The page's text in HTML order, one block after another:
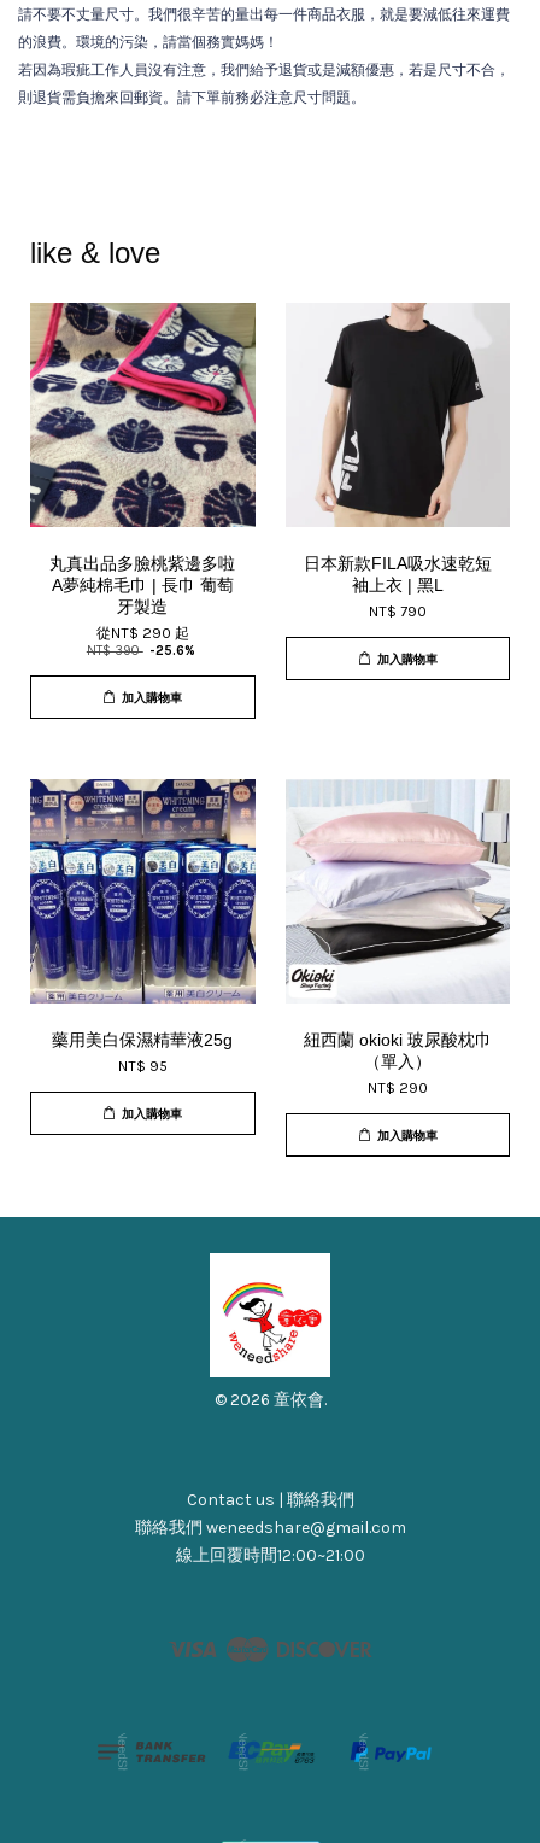
請不要不丈量尺寸。我們很辛苦的量出每一件商品衣服，就是要減低往來運費
的浪費。環境的污染，請當個務實媽媽！
若因為瑕疵工作人員沒有注意，我們給予退貨或是減額優惠，若是尺寸不合，
則退貨需負擔來回郵資。請下單前務必注意尺寸問題。
like & love
丸真出品多臉桃紫邊多啦
A夢純棉毛巾 | 長巾 葡萄
牙製造
從NT$ 290 起
NT$ 390 -25.6%
加入購物車
日本新款FILA吸水速乾短
袖上衣 | 黑L
NT$ 790
加入購物車
藥用美白保濕精華液25g
NT$ 95
加入購物車
紐西蘭 okioki 玻尿酸枕巾
（單入）
NT$ 290
加入購物車
© 2026 童依會.
Contact us | 聯絡我們
聯絡我們 weneedshare@gmail.com
線上回覆時間12:00~21:00
Visa Master